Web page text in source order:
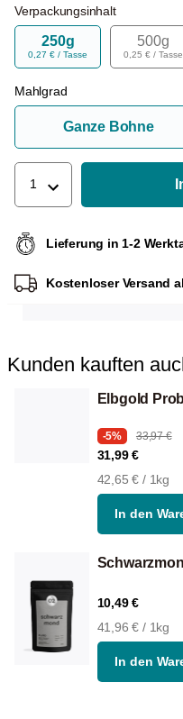
Verpackungsinhalt
250g
0,27 € / Tasse
500g
0,25 € / Tasse
Mahlgrad
Ganze Bohne
1
Lieferung in 1-2
Kostenloser Versand
Kunden kauften
Elbgold
-5% 33,97 €
31,99 €
42,65 € / 1kg
In den
10,49 €
41,96 € / 1kg
In den